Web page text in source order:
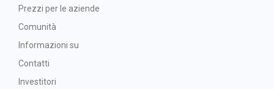
Prezzi per le aziende
Comunità
Informazioni su
Contatti
Investitori